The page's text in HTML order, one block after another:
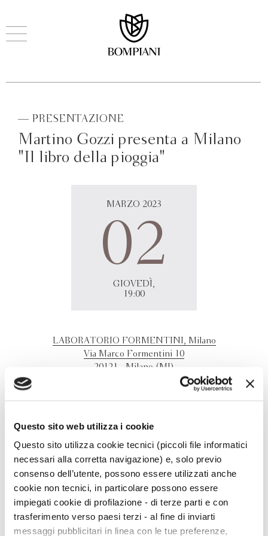
Questo sito web utilizza i cookie
Questo sito utilizza cookie tecnici (piccoli file informatici
necessari alla corretta navigazione) e, solo previo
consenso dell’utente, possono essere utilizzati anche
cookie non tecnici, in particolare possono essere
impiegati cookie di profilazione - di terze parti e con
trasferimento verso paesi terzi - al fine di inviarti
messaggi pubblicitari in linea con le tue preferenze,
— PRESENTAZIONE
Martino Gozzi presenta a Milano
"Il libro della pioggia"
MARZO 2023
02
GIOVEDÌ,
19:00
LABORATORIO FORMENTINI, Milano
Via Marco Formentini 10
20121 - Milano (MI)
Martino Gozzi presenta a Milano "Il libro della pioggia"